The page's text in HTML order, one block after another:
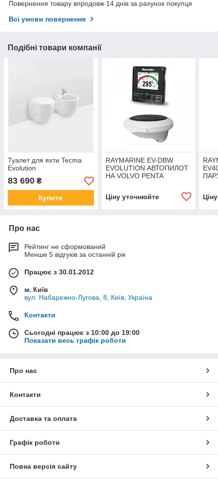
Повернення товару впродовж 14 днів за рахунок покупця
Всі умови повернення
Подібні товари компанії
Туалет для яхти Tecma
Evolution
83 690 ₴
Купити
RAYMARINE EV-DBW
EVOLUTION АВТОПИЛОТ
НА VOLVO PENTA
Ціну уточнюйте
Про нас
Рейтинг не сформований
Менше 5 відгуків за останній рік
Працює з 30.01.2012
м. Київ
вул. Набарежно-Лугова, 8, Київ, Україна
Контакти
Сьогодні працює з 10:00 до 19:00
Показати весь графік роботи
Про нас
Контакти
Доставка та оплата
Графік роботи
Повна версія сайту